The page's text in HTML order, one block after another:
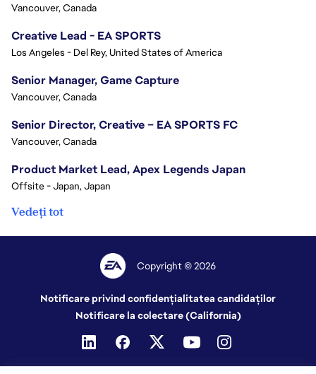
Vancouver, Canada
Creative Lead - EA SPORTS
Los Angeles - Del Rey, United States of America
Senior Manager, Game Capture
Vancouver, Canada
Senior Director, Creative – EA SPORTS FC
Vancouver, Canada
Product Market Lead, Apex Legends Japan
Offsite - Japan, Japan
Vedeți tot
Copyright © 2026
Notificare privind confidențialitatea candidaților
Notificare la colectare (California)